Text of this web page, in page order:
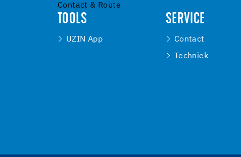
Contact & Route
TOOLS
UZIN App
SERVICE
Contact
Techniek